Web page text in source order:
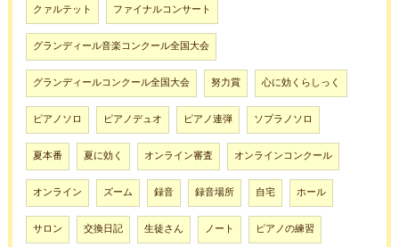
クァルテット ファイナルコンサート
グランディール音楽コンクール全国大会
グランディールコンクール全国大会 努力賞 心に効くらしっく
ピアノソロ ピアノデュオ ピアノ連弾 ソプラノソロ
夏本番 夏に効く オンライン審査 オンラインコンクール
オンライン ズーム 録音 録音場所 自宅 ホール
サロン 交換日記 生徒さん ノート ピアノの練習